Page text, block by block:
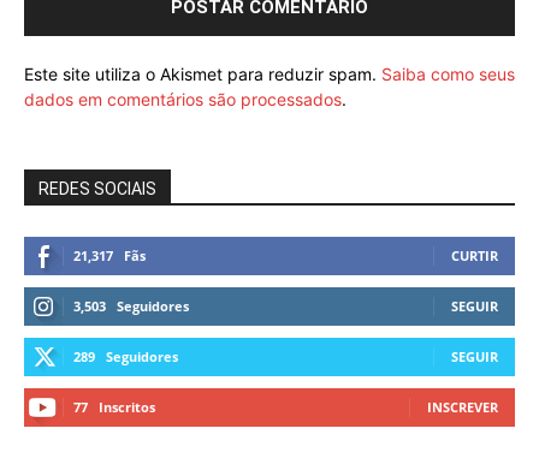
Este site utiliza o Akismet para reduzir spam. Saiba como seus
dados em comentários são processados.
REDES SOCIAIS
21,317 Fãs CURTIR
3,503 Seguidores SEGUIR
289 Seguidores SEGUIR
77 Inscritos INSCREVER